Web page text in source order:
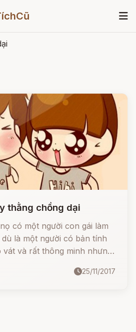
thằng chồng dại
có một người con gái làm
người có bản tính
vát và rất thông minh nhưng
ra hồn cả.
25/11/2017